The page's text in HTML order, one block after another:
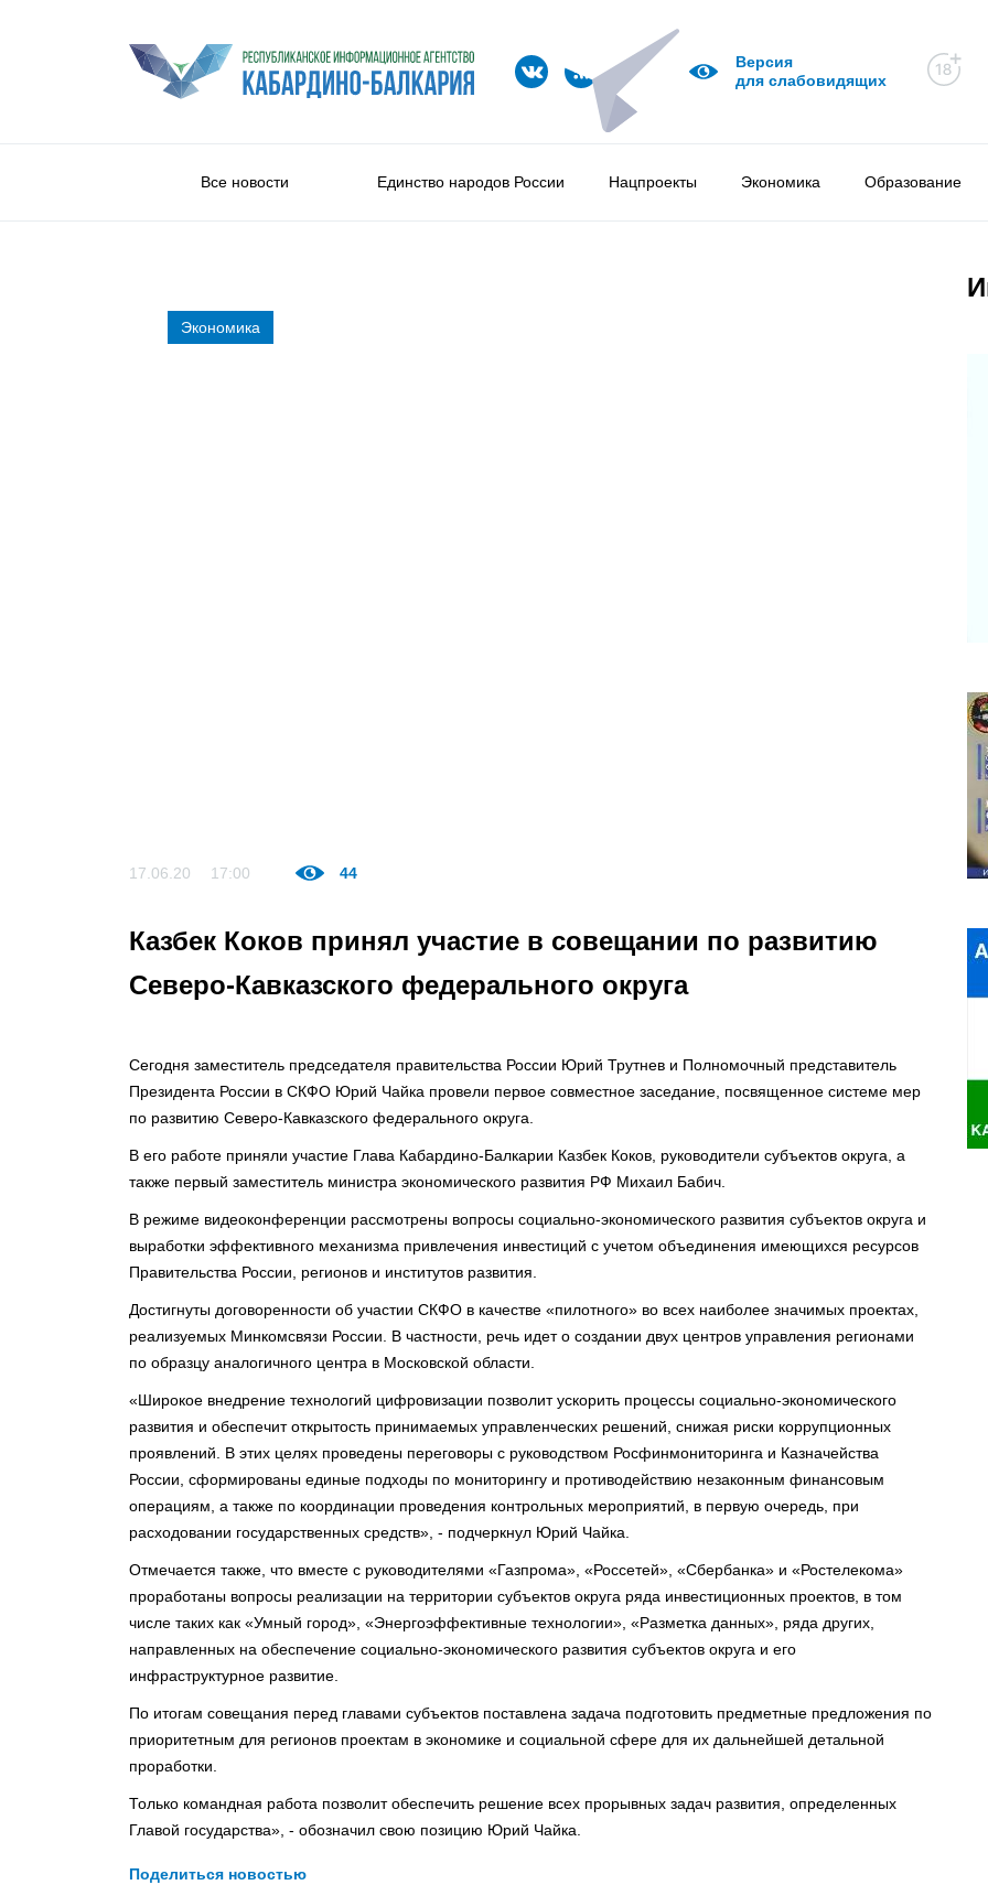
Версия
для слабовидящих
Все новости Единство народов России Нацпроекты Экономика Образование
Экономика
17.06.20 17:00 44
Казбек Коков принял участие в совещании по развитию
Северо-Кавказского федерального округа
Сегодня заместитель председателя правительства России Юрий Трутнев и Полномочный представитель
Президента России в СКФО Юрий Чайка провели первое совместное заседание, посвященное системе мер
по развитию Северо-Кавказского федерального округа.
В его работе приняли участие Глава Кабардино-Балкарии Казбек Коков, руководители субъектов округа, а
также первый заместитель министра экономического развития РФ Михаил Бабич.
В режиме видеоконференции рассмотрены вопросы социально-экономического развития субъектов округа и
выработки эффективного механизма привлечения инвестиций с учетом объединения имеющихся ресурсов
Правительства России, регионов и институтов развития.
Достигнуты договоренности об участии СКФО в качестве «пилотного» во всех наиболее значимых проектах,
реализуемых Минкомсвязи России. В частности, речь идет о создании двух центров управления регионами
по образцу аналогичного центра в Московской области.
«Широкое внедрение технологий цифровизации позволит ускорить процессы социально-экономического
развития и обеспечит открытость принимаемых управленческих решений, снижая риски коррупционных
проявлений. В этих целях проведены переговоры с руководством Росфинмониторинга и Казначейства
России, сформированы единые подходы по мониторингу и противодействию незаконным финансовым
операциям, а также по координации проведения контрольных мероприятий, в первую очередь, при
расходовании государственных средств», - подчеркнул Юрий Чайка.
Отмечается также, что вместе с руководителями «Газпрома», «Россетей», «Сбербанка» и «Ростелекома»
проработаны вопросы реализации на территории субъектов округа ряда инвестиционных проектов, в том
числе таких как «Умный город», «Энергоэффективные технологии», «Разметка данных», ряда других,
направленных на обеспечение социально-экономического развития субъектов округа и его
инфраструктурное развитие.
По итогам совещания перед главами субъектов поставлена задача подготовить предметные предложения по
приоритетным для регионов проектам в экономике и социальной сфере для их дальнейшей детальной
проработки.
Только командная работа позволит обеспечить решение всех прорывных задач развития, определенных
Главой государства», - обозначил свою позицию Юрий Чайка.
Поделиться новостью